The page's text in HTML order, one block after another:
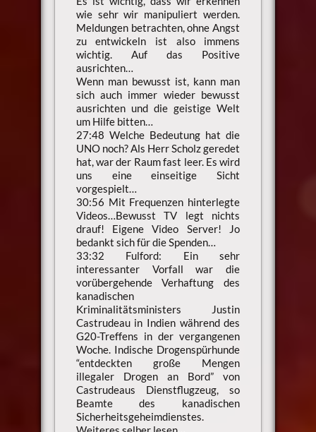
wie sehr wir manipuliert werden.
Meldungen betrachten, ohne Angst
zu entwickeln ist also immens
wichtig. Auf das Positive
ausrichten…
Wenn man bewusst ist, kann man
sich auch immer wieder bewusst
ausrichten und die geistige Welt
um Hilfe bitten…
27:48 Welche Bedeutung hat die
UNO noch? Als Herr Scholz geredet
hat, war der Raum fast leer. Es wird
uns eine einseitige Sicht
vorgespielt…
30:56 Mit Frequenzen hinterlegte
Videos…Bewusst TV legt nichts
drauf! Eigene Video Server! Jo
bedankt sich für die Spenden…
33:32 Fulford: Ein sehr
interessanter Vorfall war die
vorübergehende Verhaftung des
kanadischen
Kriminalitätsministers Justin
Castrudeau in Indien während des
G20-Treffens in der vergangenen
Woche. Indische Drogenspürhunde
“entdeckten große Mengen
illegaler Drogen an Bord” von
Castrudeaus Dienstflugzeug, so
Beamte des kanadischen
Sicherheitsgeheimdienstes.